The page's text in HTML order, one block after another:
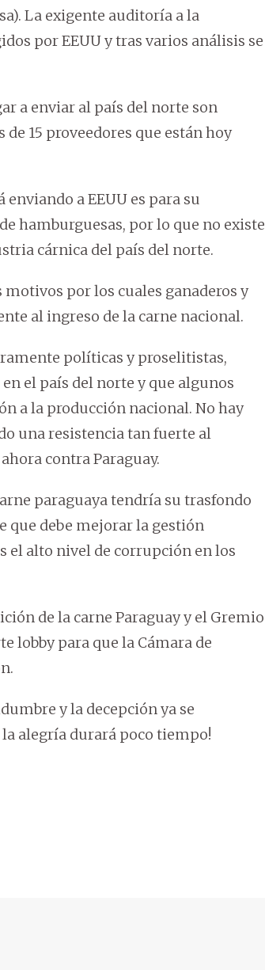
La exigente auditoría a la
por EEUU y tras varios análisis se
a enviar al país del norte son
15 proveedores que están hoy
a EEUU es para su
hamburguesas, por lo que no existe
cárnica del país del norte.
motivos por los cuales ganaderos y
al ingreso de la carne nacional.
políticas y proselitistas,
el país del norte y que algunos
a la producción nacional. No hay
una resistencia tan fuerte al
contra Paraguay.
paraguaya tendría su trasfondo
que debe mejorar la gestión
el alto nivel de corrupción en los
de la carne Paraguay y el Gremio
lobby para que la Cámara de
y la decepción ya se
alegría durará poco tiempo!